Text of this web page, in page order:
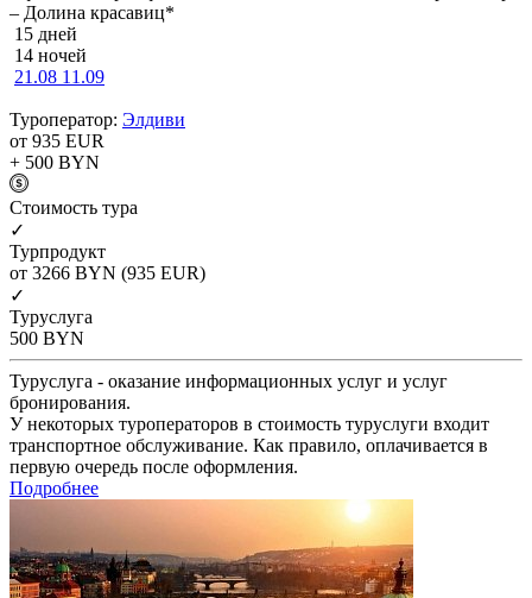
– Долина красавиц*
15 дней
14 ночей
21.08 11.09
Туроператор: Элдиви
от 935 EUR
+ 500 BYN
Cтоимость тура
✓
Турпродукт
от 3266 BYN (935 EUR)
✓
Туруслуга
500 BYN
Туруслуга - оказание информационных услуг и услуг
бронирования.
У некоторых туроператоров в стоимость туруслуги входит
транспортное обслуживание. Как правило, оплачивается в
первую очередь после оформления.
Подробнее